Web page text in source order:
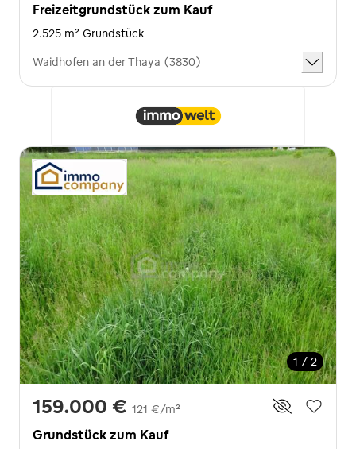
Freizeitgrundstück zum Kauf
2.525 m² Grundstück
Waidhofen an der Thaya (3830)
1 / 2
159.000 € 121 €/m²
Grundstück zum Kauf